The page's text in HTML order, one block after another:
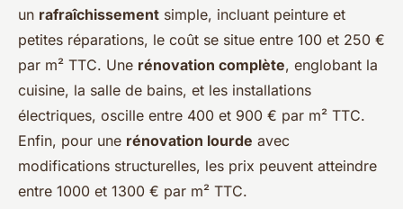
un rafraîchissement simple, incluant peinture et
petites réparations, le coût se situe entre 100 et 250 €
par m² TTC. Une rénovation complète, englobant la
cuisine, la salle de bains, et les installations
électriques, oscille entre 400 et 900 € par m² TTC.
Enfin, pour une rénovation lourde avec
modifications structurelles, les prix peuvent atteindre
entre 1000 et 1300 € par m² TTC.